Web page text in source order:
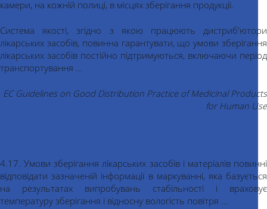
камери, на кожній полиці, в місцях зберігання продукції.
Система якості, згідно з якою працюють дистриб'ютори
лікарських засобів, повинна гарантувати, що умови зберігання
лікарських засобів постійно підтримуються, включаючи період
транспортування ...
EC Guidelines on Good Distribution Practice of Medicinal Products
for Human Use
4.17. Умови зберігання лікарських засобів і матеріалів повинні
відповідати зазначеній інформації в маркуванні, яка базується
на результатах випробувань стабільності і враховує
температуру зберігання і відносну вологість повітря ...